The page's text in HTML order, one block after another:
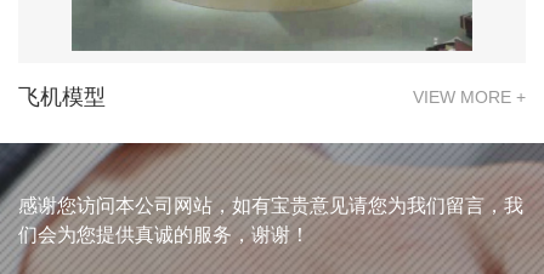
飞机模型 VIEW MORE +
感谢您访问本公司网站，如有宝贵意见请您为我们留言，我
们会为您提供真诚的服务，谢谢！